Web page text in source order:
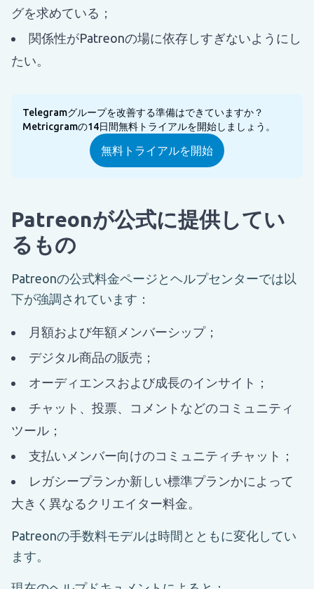
グを求めている；
関係性がPatreonの場に依存しすぎないようにし
たい。
Telegramグループを改善する準備はできていますか？
Metricgramの14日間無料トライアルを開始しましょう。
無料トライアルを開始
Patreonが公式に提供してい
るもの
Patreonの公式料金ページとヘルプセンターでは以
下が強調されています：
月額および年額メンバーシップ；
デジタル商品の販売；
オーディエンスおよび成長のインサイト；
チャット、投票、コメントなどのコミュニティ
ツール；
支払いメンバー向けのコミュニティチャット；
レガシープランか新しい標準プランかによって
大きく異なるクリエイター料金。
Patreonの手数料モデルは時間とともに変化してい
ます。